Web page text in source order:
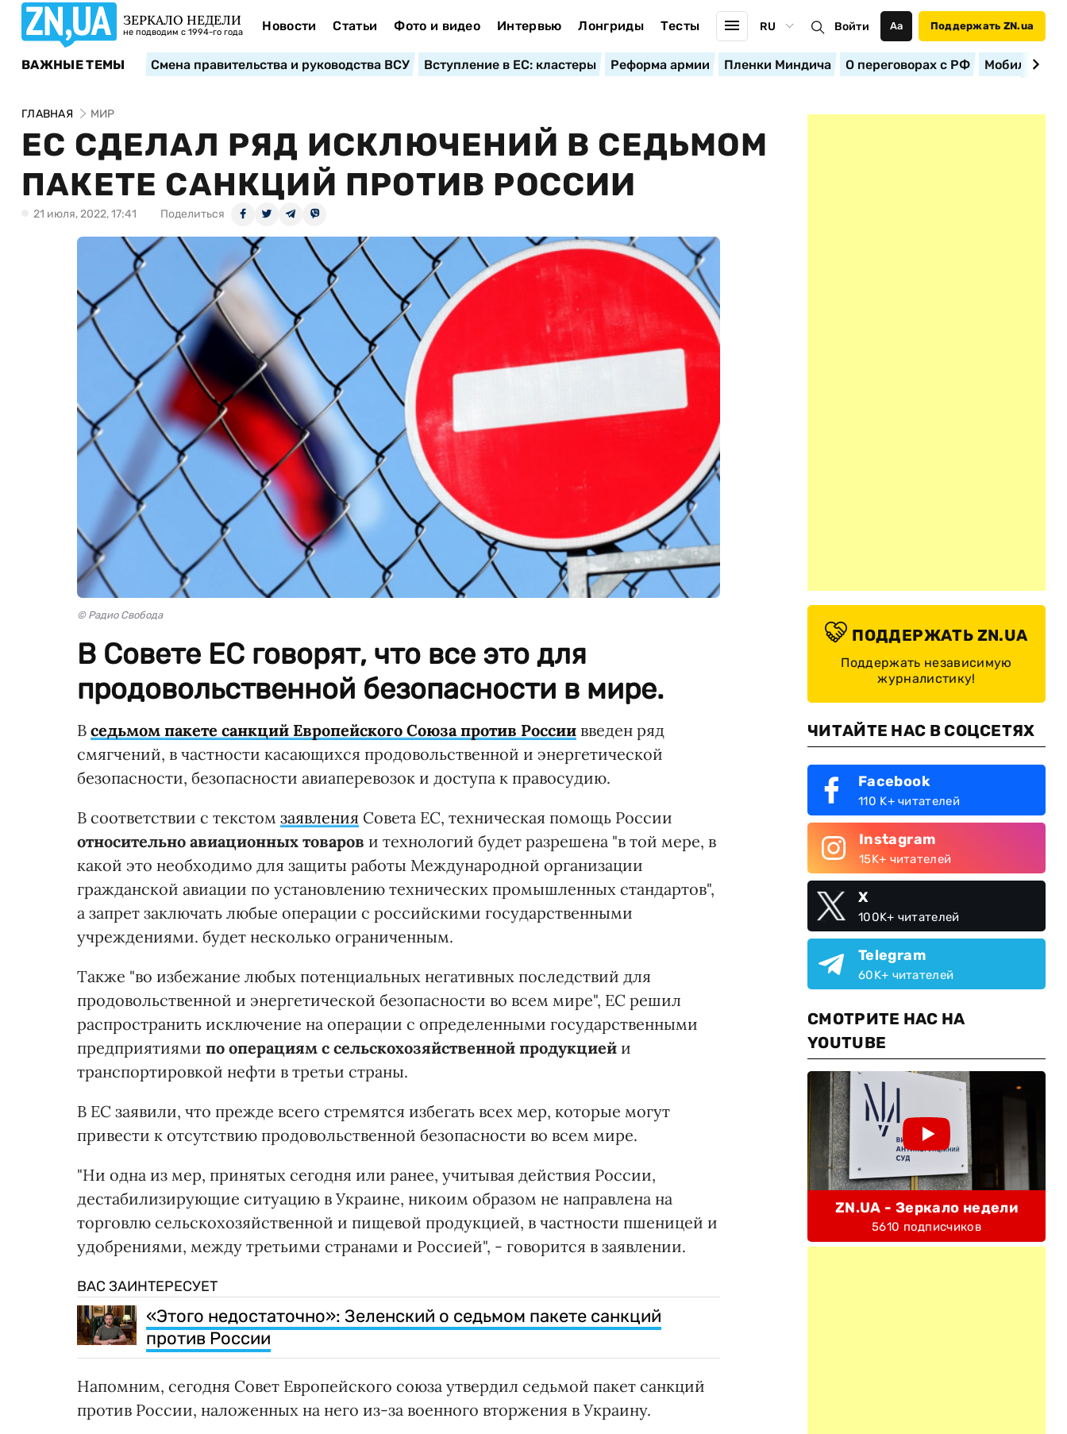
ЗЕРКАЛО НЕДЕЛИ
не подводим с 1994-го года Новости Статьи Фото и видео Интервью Лонгриды Тесты RU Войти Аа Поддержать ZN.ua
ВАЖНЫЕ ТЕМЫ Смена правительства и руководства ВСУ Вступление в ЕС: кластеры Реформа армии Пленки Миндича О переговорах с РФ
ГЛАВНАЯ МИР
ЕС СДЕЛАЛ РЯД ИСКЛЮЧЕНИЙ В СЕДЬМОМ
ПАКЕТЕ САНКЦИЙ ПРОТИВ РОССИИ
21 июля, 2022, 17:41 Поделиться
© Радио Свобода
В Совете ЕС говорят, что все это для
продовольственной безопасности в мире.
В седьмом пакете санкций Европейского Союза против России введен ряд
смягчений, в частности касающихся продовольственной и энергетической
безопасности, безопасности авиаперевозок и доступа к правосудию.
В соответствии с текстом заявления Совета ЕС, техническая помощь России
относительно авиационных товаров и технологий будет разрешена "в той мере, в
какой это необходимо для защиты работы Международной организации
гражданской авиации по установлению технических промышленных стандартов",
а запрет заключать любые операции с российскими государственными
учреждениями. будет несколько ограниченным.
Также "во избежание любых потенциальных негативных последствий для
продовольственной и энергетической безопасности во всем мире", ЕС решил
распространить исключение на операции с определенными государственными
предприятиями по операциям с сельскохозяйственной продукцией и
транспортировкой нефти в третьи страны.
В ЕС заявили, что прежде всего стремятся избегать всех мер, которые могут
привести к отсутствию продовольственной безопасности во всем мире.
"Ни одна из мер, принятых сегодня или ранее, учитывая действия России,
дестабилизирующие ситуацию в Украине, никоим образом не направлена на
торговлю сельскохозяйственной и пищевой продукцией, в частности пшеницей и
удобрениями, между третьими странами и Россией", - говорится в заявлении.
ВАС ЗАИНТЕРЕСУЕТ
«Этого недостаточно»: Зеленский о седьмом пакете санкций
против России
Напомним, сегодня Совет Европейского союза утвердил седьмой пакет санкций
против России, наложенных на него из-за военного вторжения в Украину.
ПОДДЕРЖАТЬ ZN.UA
Поддержать независимую
журналистику!
ЧИТАЙТЕ НАС В СОЦСЕТЯХ
Facebook
110 K+ читателей
Instagram
15K+ читателей
X
100K+ читателей
Telegram
60K+ читателей
СМОТРИТЕ НАС НА
YOUTUBE
ZN.UA - Зеркало недели
5610 подписчиков